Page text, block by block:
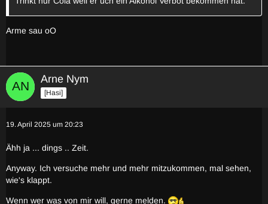
Arme sau oO
Arne Nym
[Hasi]
19. April 2025 um 20:23
Ähh ja ... dings .. Zeit.
Anyway. Ich versuche mehr und mehr mitzukommen, mal sehen,
wie's klappt.
Wenn wer was von mir will, gerne melden.